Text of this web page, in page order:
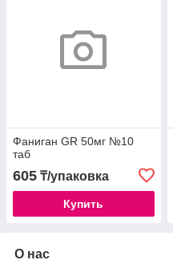
Фаниган GR 50мг №10
таб
605 ₸/упаковка
Купить
О нас